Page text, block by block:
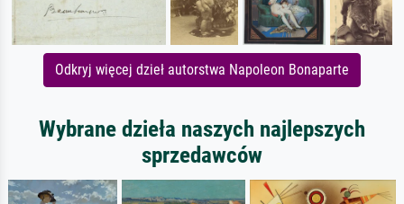
Odkryj więcej dzieł autorstwa Napoleon Bonaparte
Wybrane dzieła naszych najlepszych
sprzedawców